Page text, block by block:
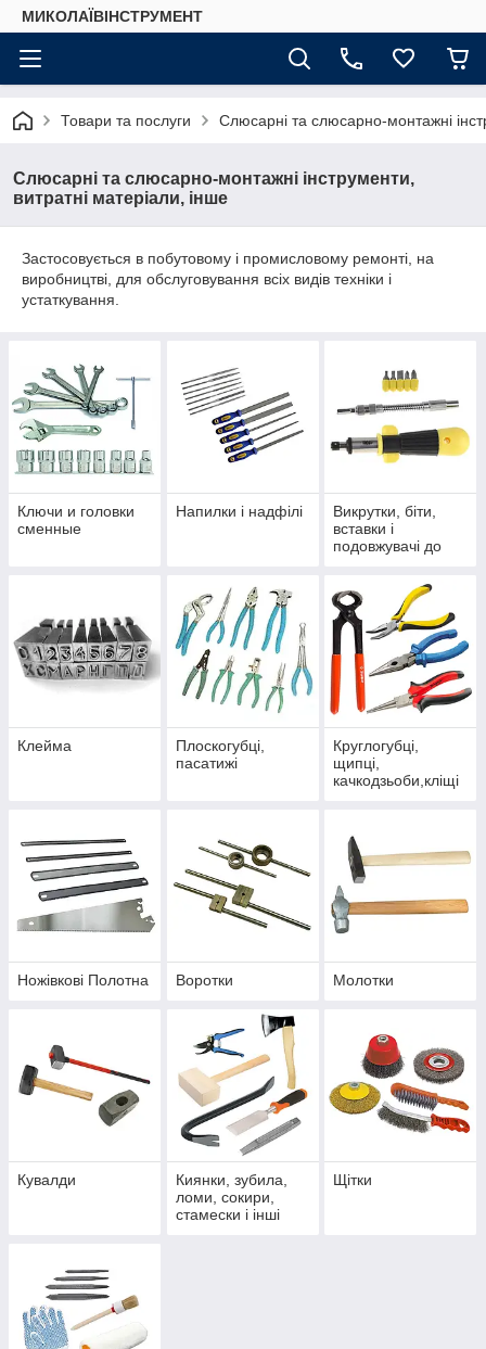
МИКОЛАЇВІНСТРУМЕНТ
Товари та послуги Слюсарні та слюсарно-монтажні
Слюсарні та слюсарно-монтажні інструменти,
витратні матеріали, інше
Застосовується в побутовому і промисловому ремонті, на
виробництві, для обслуговування всіх видів техніки і
устаткування.
Ключи и головки
сменные
Напилки і надфілі
Викрутки, біти,
вставки і
подовжувачі до
Клейма
Плоскогубці,
пасатижі
Круглогубці,
щипці,
качкодзьоби,кліщі
Ножівкові Полотна Воротки Молотки
Кувалди
Киянки, зубила,
ломи, сокири,
стамески і інші
Щітки